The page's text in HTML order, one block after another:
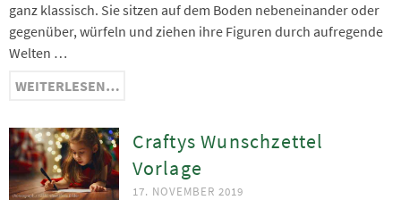
ganz klassisch. Sie sitzen auf dem Boden nebeneinander oder
gegenüber, würfeln und ziehen ihre Figuren durch aufregende
Welten …
WEITERLESEN…
Craftys Wunschzettel
Vorlage
17. NOVEMBER 2019